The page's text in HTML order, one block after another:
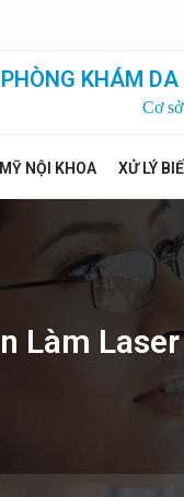
PHÒNG KHÁM
Cơ
NỘI KHOA XỬ LÝ
Làm